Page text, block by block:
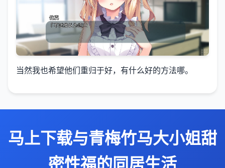
当然我也希望他们重归于好，有什么好的方法哪。
马上下载与青梅竹马大小姐甜
密性福的同居生活